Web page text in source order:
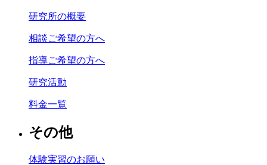
研究所の概要
相談ご希望の方へ
指導ご希望の方へ
研究活動
料金一覧
その他
体験実習のお願い